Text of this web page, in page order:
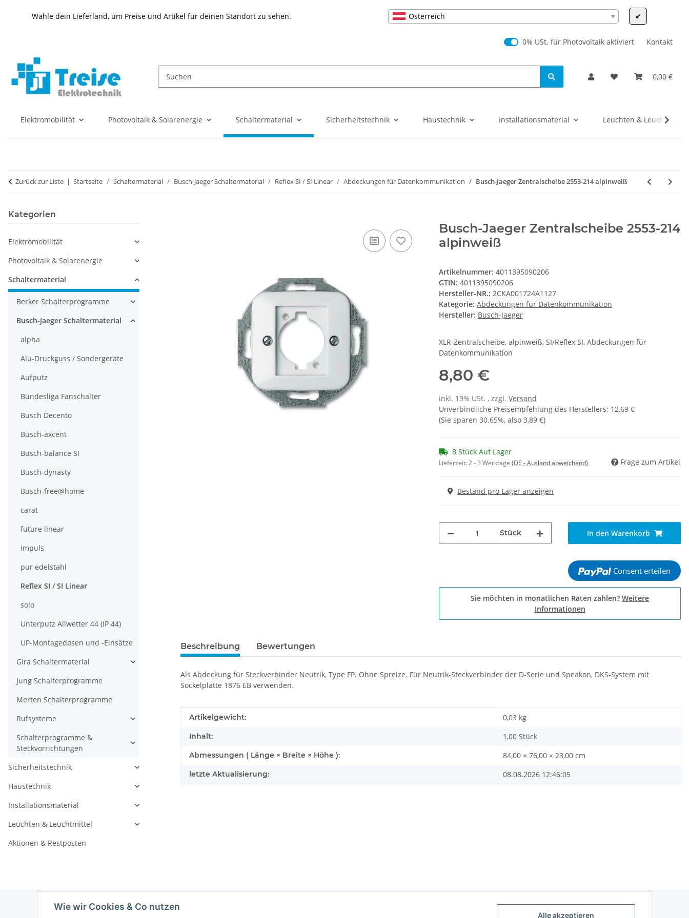
Alle akzeptieren
Wie wir Cookies & Co nutzen
Wähle dein Lieferland, um Preise und Artikel für deinen Standort zu sehen. Österreich ✔
0% USt. für Photovoltaik (§ 12 Abs. 3 UStG)
0% USt. für Photovoltaik aktiviert Kontakt
0,00 €
Elektromobilität Photovoltaik & Solarenergie Schaltermaterial Sicherheitstechnik Haustechnik Installationsmaterial Leuchten & Leuchtmittel
Zurück zur Liste Startseite Schaltermaterial Busch-Jaeger Schaltermaterial Reflex SI / SI Linear Abdeckungen für Datenkommunikation Busch-Jaeger Zentralscheibe 2553-214 alpinweiß
Busch-Jaeger Zentralscheibe 2553-214
alpinweiß
Artikelnummer: 4011395090206
GTIN: 4011395090206
Hersteller-NR.: 2CKA001724A1127
Kategorie: Abdeckungen für Datenkommunikation
Hersteller: Busch-Jaeger
XLR-Zentralscheibe, alpinweiß, SI/Reflex SI, Abdeckungen für
Datenkommunikation
8,80 €
inkl. 19% USt. , zzgl. Versand
Unverbindliche Preisempfehlung des Herstellers: 12,69 €
(Sie sparen 30.65%, also 3,89 €)
8 Stück Auf Lager
Lieferzeit:2 - 3 Werktage (DE - Ausland abweichend) Frage zum Artikel
Bestand pro Lager anzeigen
Stück In den Warenkorb
Consent erteilen
Sie möchten in monatlichen Raten zahlen? Weitere
Informationen
Beschreibung Bewertungen
Als Abdeckung für Steckverbinder Neutrik, Type FP. Ohne Spreize. Für Neutrik-Steckverbinder der D-Serie und Speakon, DKS-System mit
Sockelplatte 1876 EB verwenden.
Produkteigenschaft
Wert
Artikelgewicht: 0,03 kg
Inhalt: 1,00 Stück
Abmessungen ( Länge × Breite × Höhe ): 84,00 × 76,00 × 23,00 cm
letzte Aktualisierung: 08.08.2026 12:46:05
Kategorien
Elektromobilität
Photovoltaik & Solarenergie
Schaltermaterial
Berker Schalterprogramme
Busch-Jaeger Schaltermaterial
alpha
Alu-Druckguss / Sondergeräte
Aufputz
Bundesliga Fanschalter
Busch Decento
Busch-axcent
Busch-balance SI
Busch-dynasty
Busch-free@home
carat
future linear
impuls
pur edelstahl
Reflex SI / SI Linear
solo
Unterputz Allwetter 44 (IP 44)
UP-Montagedosen und -Einsätze
Gira Schaltermaterial
Jung Schalterprogramme
Merten Schalterprogramme
Rufsysteme
Schalterprogramme &
Steckvorrichtungen
Sicherheitstechnik
Haustechnik
Installationsmaterial
Leuchten & Leuchtmittel
Aktionen & Restposten